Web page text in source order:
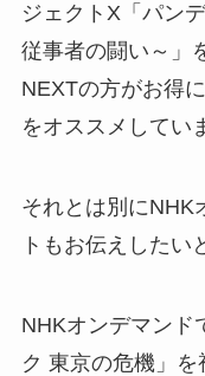
ジェクトX「パン
従事者の闘い～」
NEXTの方がお得
をオススメしてい
それとは別にNHK
トもお伝えしたい
NHKオンデマンド
ク 東京の危機」